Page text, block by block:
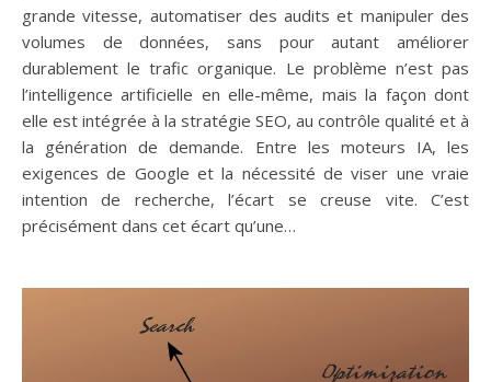
grande vitesse, automatiser des audits et manipuler des
volumes de données, sans pour autant améliorer
durablement le trafic organique. Le problème n’est pas
l’intelligence artificielle en elle-même, mais la façon dont
elle est intégrée à la stratégie SEO, au contrôle qualité et à
la génération de demande. Entre les moteurs IA, les
exigences de Google et la nécessité de viser une vraie
intention de recherche, l’écart se creuse vite. C’est
précisément dans cet écart qu’une…